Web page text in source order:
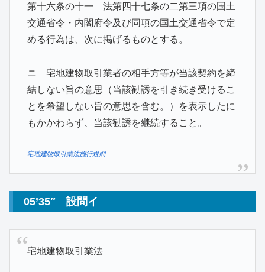
第十六条の十一 法第四十七条の二第三項の国土
交通省令・内閣府令及び同項の国土交通省令で定
める行為は、次に掲げるものとする。
ニ 宅地建物取引業者の相手方等が当該契約を締
結しない旨の意思（当該勧誘を引き続き受けるこ
とを希望しない旨の意思を含む。）を表示したに
もかかわらず、当該勧誘を継続すること。
宅地建物取引業法施行規則
05’35″ 設問イ
宅地建物取引業法